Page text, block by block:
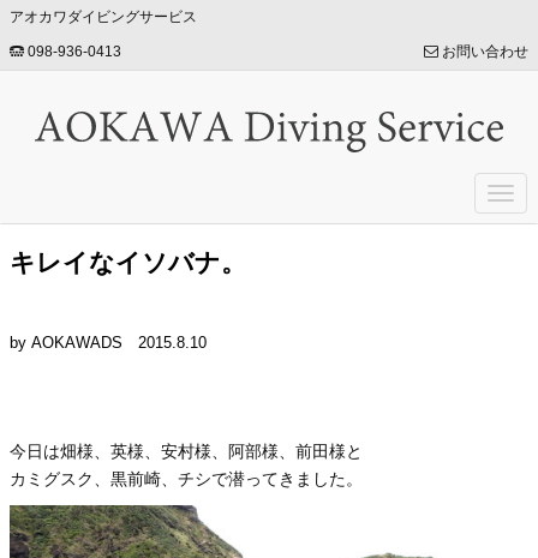
アオカワダイビングサービス
098-936-0413 お問い合わせ
キレイなイソバナ。
by AOKAWADS 2015.8.10
今日は畑様、英様、安村様、阿部様、前田様と
カミグスク、黒前崎、チシで潜ってきました。